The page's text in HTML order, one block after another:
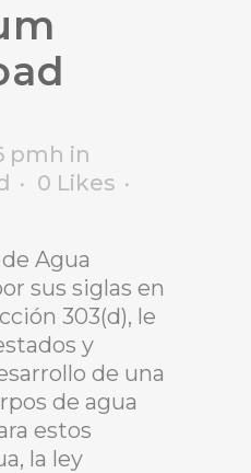
pmh in
0 Likes
Agua
sus siglas en
303(d), le
y
de una
de agua
estos
la ley